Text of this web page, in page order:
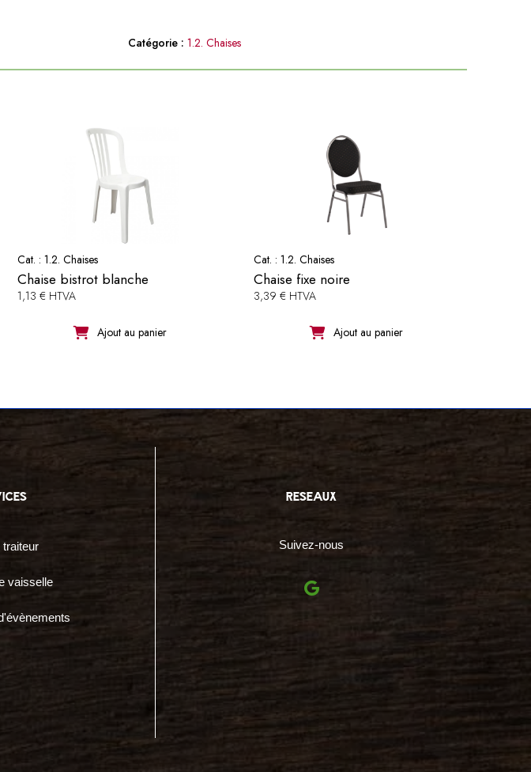
Catégorie : 1.2. Chaises
Cat. : 1.2. Chaises
Chaise bistrot blanche
1,13 € HTVA
Ajout au panier
Cat. :1.2. Chaises
Chaise fixe noire
3,39 € HTVA
Ajout au panier
vaisselle
reseaux
Suivez-nous